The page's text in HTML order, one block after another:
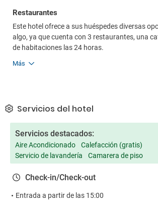
Restaurantes
Este hotel ofrece a sus huéspedes diversas
algo, ya que cuenta con 3 restaurantes, una
de habitaciones las 24 horas.
Más
Servicios del hotel
Servicios destacados:
Aire Acondicionado
Calefacción (gratis)
Servicio de lavandería
Camarera de piso
Check-in/Check-out
Entrada a partir de las 15:00